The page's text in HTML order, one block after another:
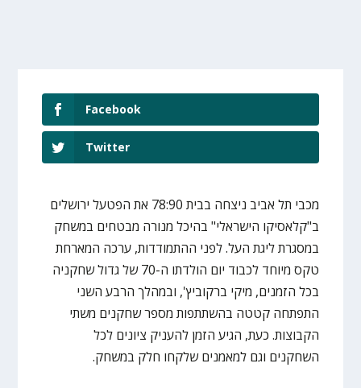
Facebook
Twitter
מכבי תל אביב ניצחה בבית 78:90 את הפטעל ירושלים
ב"קלאסיקו הישראלי" בהיכל מנורה מבטחים במשחק
במסגרת ליגת העל. לפני ההתמודדות, ערכה המארחת
טקס מיוחד לכבוד יום הולדתו ה-70 של גדול שחקניה
בכל הזמנים, מיקי ברקוביץ', ובמהלך הרבע השני
התפתחה קטטה בהשתתפות מספר שחקנים משתי
הקבוצות. כעת, הגיע הזמן להעניק ציונים לכל
השחקנים וגם למאמנים שלקחו חלק במשחק.